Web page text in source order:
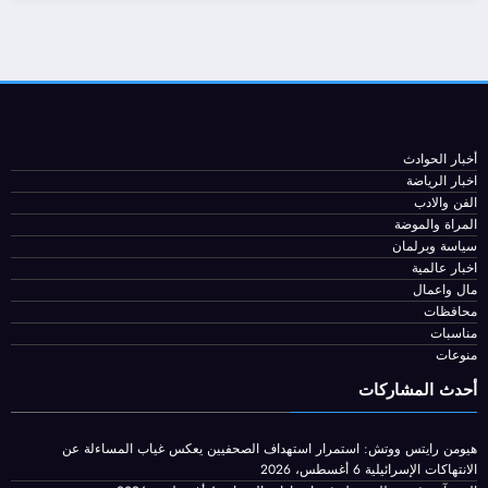
نارية إلى إيران .. وأوامر للجيش
لهجمات
محمد البحيري
أخبار الحوادث
اخبار الرياضة
الفن والادب